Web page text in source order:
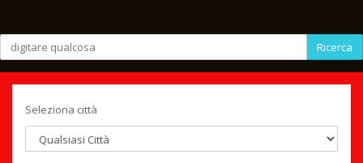
Ricerca
Seleziona città